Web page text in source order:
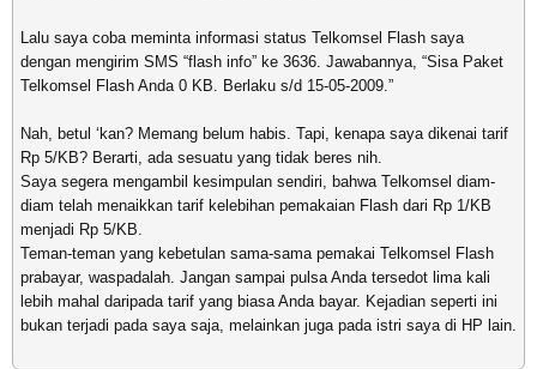
Lalu saya coba meminta informasi status Telkomsel Flash saya
dengan mengirim SMS “flash info” ke 3636. Jawabannya, “Sisa Paket
Telkomsel Flash Anda 0 KB. Berlaku s/d 15-05-2009.”
Nah, betul ‘kan? Memang belum habis. Tapi, kenapa saya dikenai tarif
Rp 5/KB? Berarti, ada sesuatu yang tidak beres nih.
Saya segera mengambil kesimpulan sendiri, bahwa Telkomsel diam-
diam telah menaikkan tarif kelebihan pemakaian Flash dari Rp 1/KB
menjadi Rp 5/KB.
Teman-teman yang kebetulan sama-sama pemakai Telkomsel Flash
prabayar, waspadalah. Jangan sampai pulsa Anda tersedot lima kali
lebih mahal daripada tarif yang biasa Anda bayar. Kejadian seperti ini
bukan terjadi pada saya saja, melainkan juga pada istri saya di HP lain.